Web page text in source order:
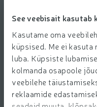
See veebisait kasutab
Kasutame oma
küpsised. Me ei kasuta
luba. Küpsiste
kolmanda osapoole
veebilehe
reklaamide